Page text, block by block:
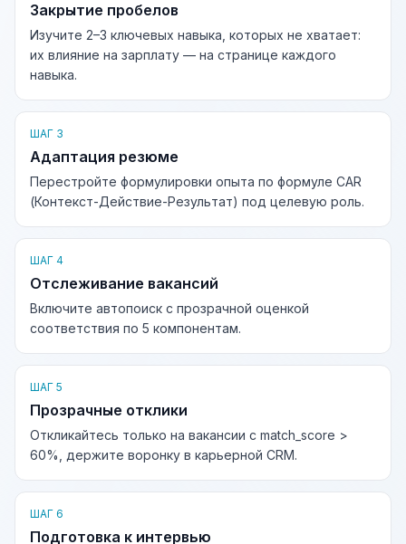
Закрытие пробелов
Изучите 2–3 ключевых навыка, которых не хватает:
их влияние на зарплату — на странице каждого
навыка.
ШАГ 3
Адаптация резюме
Перестройте формулировки опыта по формуле CAR
(Контекст-Действие-Результат) под целевую роль.
ШАГ 4
Отслеживание вакансий
Включите автопоиск с прозрачной оценкой
соответствия по 5 компонентам.
ШАГ 5
Прозрачные отклики
Откликайтесь только на вакансии с match_score >
60%, держите воронку в карьерной CRM.
ШАГ 6
Подготовка к интервью